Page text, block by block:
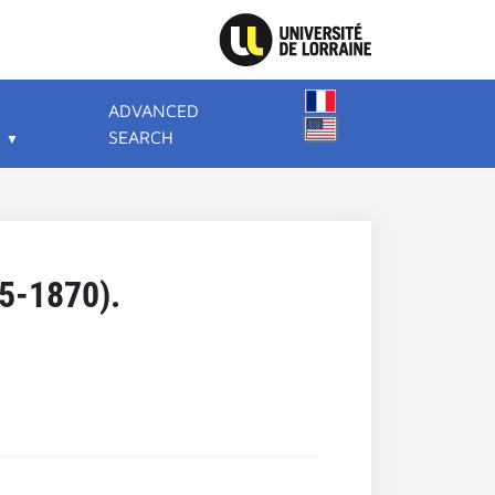
ADVANCED
SEARCH
1870).